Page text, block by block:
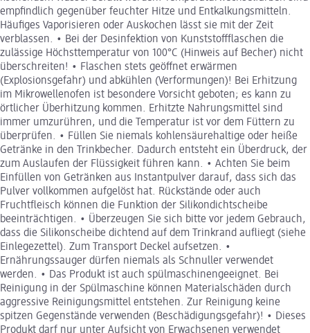
empfindlich gegenüber feuchter Hitze und Entkalkungsmitteln.
Häufiges Vaporisieren oder Auskochen lässt sie mit der Zeit
verblassen. • Bei der Desinfektion von Kunststoffflaschen die
zulässige Höchsttemperatur von 100°C (Hinweis auf Becher) nicht
überschreiten! • Flaschen stets geöffnet erwärmen
(Explosionsgefahr) und abkühlen (Verformungen)! Bei Erhitzung
im Mikrowellenofen ist besondere Vorsicht geboten; es kann zu
örtlicher Überhitzung kommen. Erhitzte Nahrungsmittel sind
immer umzurühren, und die Temperatur ist vor dem Füttern zu
überprüfen. • Füllen Sie niemals kohlensäurehaltige oder heiße
Getränke in den Trinkbecher. Dadurch entsteht ein Überdruck, der
zum Auslaufen der Flüssigkeit führen kann. • Achten Sie beim
Einfüllen von Getränken aus Instantpulver darauf, dass sich das
Pulver vollkommen aufgelöst hat. Rückstände oder auch
Fruchtfleisch können die Funktion der Silikondichtscheibe
beeinträchtigen. • Überzeugen Sie sich bitte vor jedem Gebrauch,
dass die Silikonscheibe dichtend auf dem Trinkrand aufliegt (siehe
Einlegezettel). Zum Transport Deckel aufsetzen. •
Ernährungssauger dürfen niemals als Schnuller verwendet
werden. • Das Produkt ist auch spülmaschinengeeignet. Bei
Reinigung in der Spülmaschine können Materialschäden durch
aggressive Reinigungsmittel entstehen. Zur Reinigung keine
spitzen Gegenstände verwenden (Beschädigungsgefahr)! • Dieses
Produkt darf nur unter Aufsicht von Erwachsenen verwendet